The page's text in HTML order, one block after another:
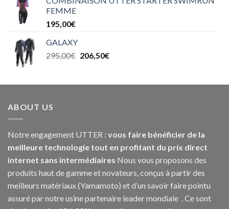
FEMME
195,00€
GALAXY
295,00€ 206,50€
ABOUT US
Notre engagement UTTER : vous faire bénéficier de la
meilleure technologie tout en profitant du prix direct
internet sans intermédiaires Nous vous proposons des
produits haut de gamme et novateurs, conçus à partir des
meilleurs matériaux (Yamamoto) et d’un savoir faire pointu
assuré par notre usine partenaire leader mondiale . Ce sont